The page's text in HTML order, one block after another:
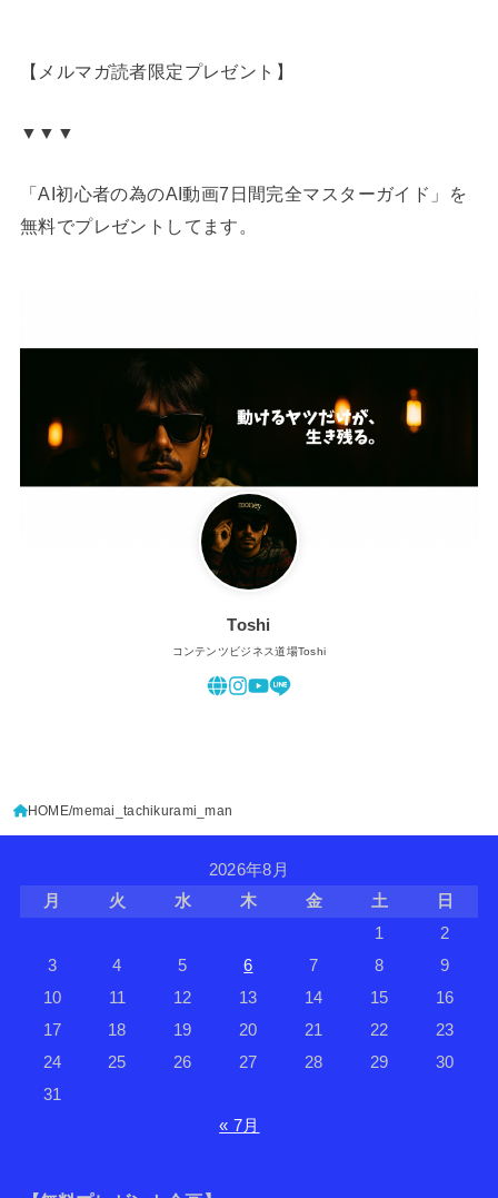
【メルマガ読者限定プレゼント】
▼▼▼
「AI初心者の為のAI動画7日間完全マスターガイド」を
無料でプレゼントしてます。
Toshi
コンテンツビジネス道場Toshi
HOME memai_tachikurami_man
2026年8月
月
火 水 木 金 土
日
1
2
3
4 5 6 7 8
9
10
11 12 13 14 15
16
17
18 19 20 21 22
23
24
25 26 27 28 29
30
31
« 7月